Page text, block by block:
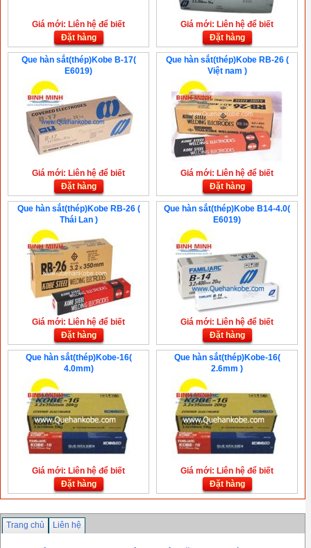
Giá mới: Liên hệ để biết
Đặt hàng
Giá mới: Liên hệ để biết
Đặt hàng
Que hàn sắt(thép)Kobe B-17(
E6019)
Giá mới: Liên hệ để biết
Đặt hàng
Que hàn sắt(thép)Kobe RB-26 (
Việt nam )
Giá mới: Liên hệ để biết
Đặt hàng
Que hàn sắt(thép)Kobe RB-26 (
Thái Lan )
Giá mới: Liên hệ để biết
Đặt hàng
Que hàn sắt(thép)Kobe B14-4.0(
E6019)
Giá mới: Liên hệ để biết
Đặt hàng
Que hàn sắt(thép)Kobe-16(
4.0mm)
Giá mới: Liên hệ để biết
Đặt hàng
Que hàn sắt(thép)Kobe-16(
2.6mm )
Giá mới: Liên hệ để biết
Đặt hàng
Trang chủ Liên hệ